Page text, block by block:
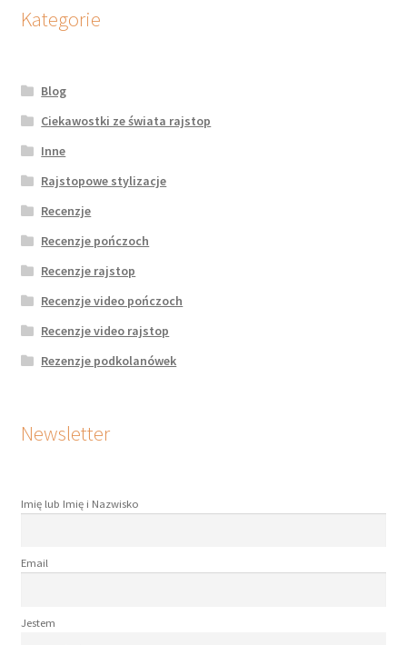
Kategorie
Blog
Ciekawostki ze świata rajstop
Inne
Rajstopowe stylizacje
Recenzje
Recenzje pończoch
Recenzje rajstop
Recenzje video pończoch
Recenzje video rajstop
Rezenzje podkolanówek
Newsletter
Imię lub Imię i Nazwisko
Email
Jestem